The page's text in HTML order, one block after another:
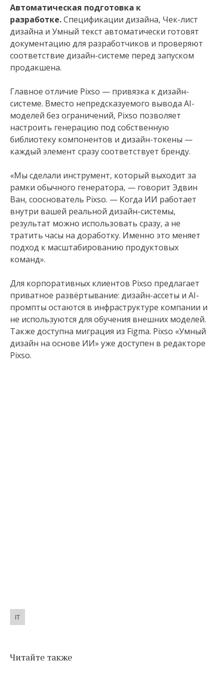
Автоматическая подготовка к
разработке.Спецификации дизайна, Чек-лист
дизайна и Умный текст автоматически готовят
документацию для разработчиков и проверяют
соответствие дизайн-системе перед запуском
продакшена.
Главное отличие Pixso — привязка к дизайн-
системе. Вместо непредсказуемого вывода AI-
моделей без ограничений, Pixso позволяет
настроить генерацию под собственную
библиотеку компонентов и дизайн-токены —
каждый элемент сразу соответствует бренду.
«Мы сделали инструмент, который выходит за
рамки обычного генератора, — говорит Эдвин
Ван, сооснователь Pixso. — Когда ИИ работает
внутри вашей реальной дизайн-системы,
результат можно использовать сразу, а не
тратить часы на доработку. Именно это меняет
подход к масштабированию продуктовых
команд».
Для корпоративных клиентов Pixso предлагает
приватное развёртывание: дизайн-ассеты и AI-
промпты остаются в инфраструктуре компании и
не используются для обучения внешних моделей.
Также доступна миграция из Figma. Pixso «Умный
дизайн на основе ИИ» уже доступен в редакторе
Pixso.
IT
Читайте также